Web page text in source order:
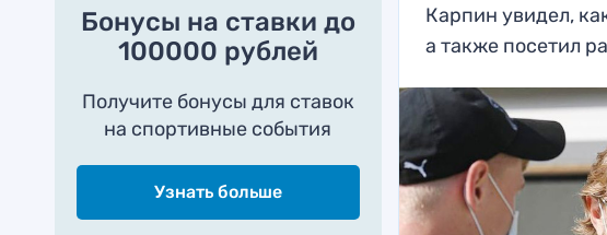
Бонусы на ставки до
100000 рублей
Получите бонусы для ставок
на спортивные события
Узнать больше
Карпин увидел,
а также посетил